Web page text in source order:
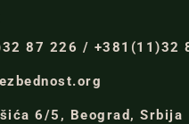
87 226 / +381(11)32
6/5, Beograd, Srbija